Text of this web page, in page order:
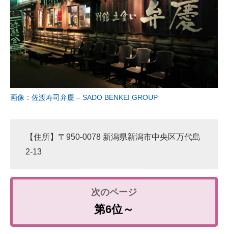
画像：佐渡寿司弁慶 – SADO BENKEI GROUP
【住所】〒950-0078 新潟県新潟市中央区万代島
2-13
第6位～